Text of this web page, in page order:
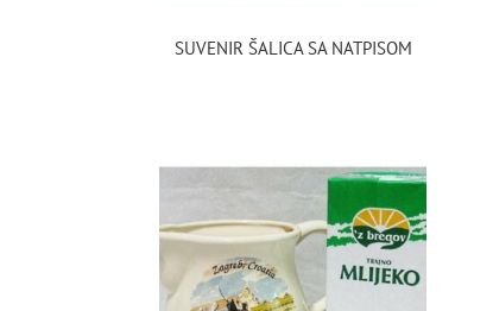
SUVENIR ŠALICA SA NATPISOM